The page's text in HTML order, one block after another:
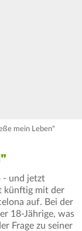
mein Leben"
- und jetzt
künftig mit der
auf. Bei der
18-Jährige, was
Frage zu seiner